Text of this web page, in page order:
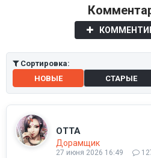
Сортировка:
НОВЫЕ
СТАРЫЕ
ОТТА
Дорамщик
27 июня 2026 16:49